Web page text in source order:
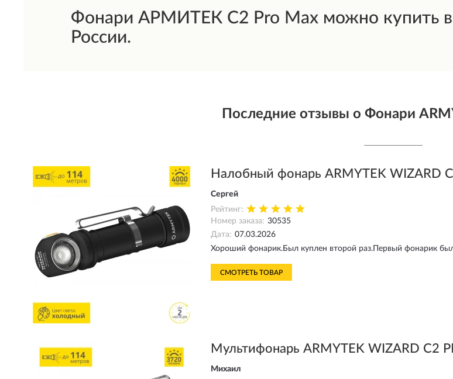
Фонари АРМИТЕК C2 Pro Max можно купить в
России.
Последние отзывы о Фонари
Налобный фонарь ARMYTEK WIZARD
Сергей
Рейтинг:
Номер заказа: 30535
Дата: 07.03.2026
Хороший фонарик.Был куплен второй раз.Первый фонарик
СМОТРЕТЬ ТОВАР
Мультифонарь ARMYTEK WIZARD C2
Михаил